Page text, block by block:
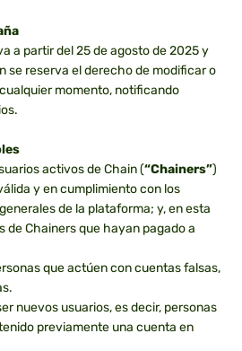
a partir del 25 de agosto de 2025 y
se reserva el derecho de modificar o
momento, notificando
activos de Chain (“Chainers”)
y en cumplimiento con los
de la plataforma; y, en esta
de Chainers que hayan pagado a
que actúen con cuentas falsas,
nuevos usuarios, es decir, personas
previamente una cuenta en